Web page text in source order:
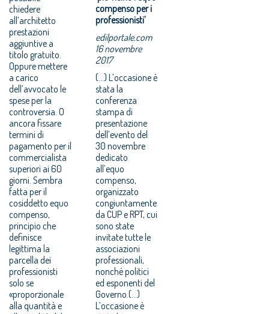
chiedere
all’architetto
prestazioni
aggiuntive a
titolo gratuito.
Oppure mettere
a carico
dell’avvocato le
spese per la
controversia. O
ancora fissare
termini di
pagamento per il
commercialista
superiori ai 60
giorni. Sembra
fatta per il
cosiddetto equo
compenso,
principio che
definisce
legittima la
parcella dei
professionisti
solo se
«proporzionale
alla quantità e
compenso per i
professionisti’
edilportale.com
16 novembre
2017
(...) L’occasione è
stata la
conferenza
stampa di
presentazione
dell’evento del
30 novembre
dedicato
all’equo
compenso,
organizzato
congiuntamente
da CUP e RPT, cui
sono state
invitate tutte le
associazioni
professionali,
nonché politici
ed esponenti del
Governo.(...)
L’occasione è